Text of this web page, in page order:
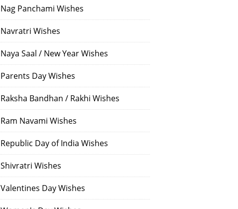
Nag Panchami Wishes
Navratri Wishes
Naya Saal / New Year Wishes
Parents Day Wishes
Raksha Bandhan / Rakhi Wishes
Ram Navami Wishes
Republic Day of India Wishes
Shivratri Wishes
Valentines Day Wishes